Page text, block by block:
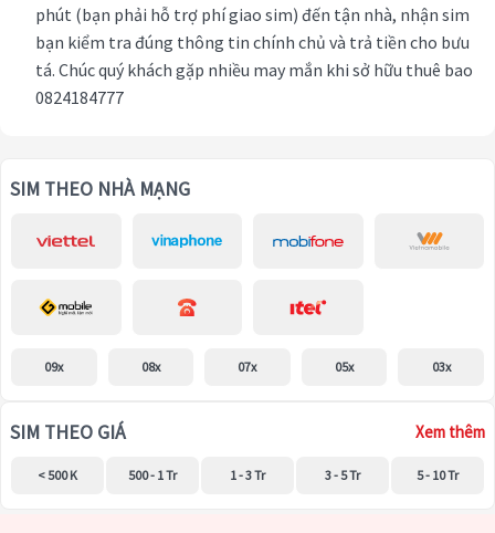
phút (bạn phải hỗ trợ phí giao sim) đến tận nhà, nhận sim
bạn kiểm tra đúng thông tin chính chủ và trả tiền cho bưu
tá. Chúc quý khách gặp nhiều may mắn khi sở hữu thuê bao
0824184777
SIM THEO NHÀ MẠNG
09x 08x 07x 05x 03x
SIM THEO GIÁ Xem thêm
< 500 K 500 - 1 Tr 1 - 3 Tr 3 - 5 Tr 5 - 10 Tr